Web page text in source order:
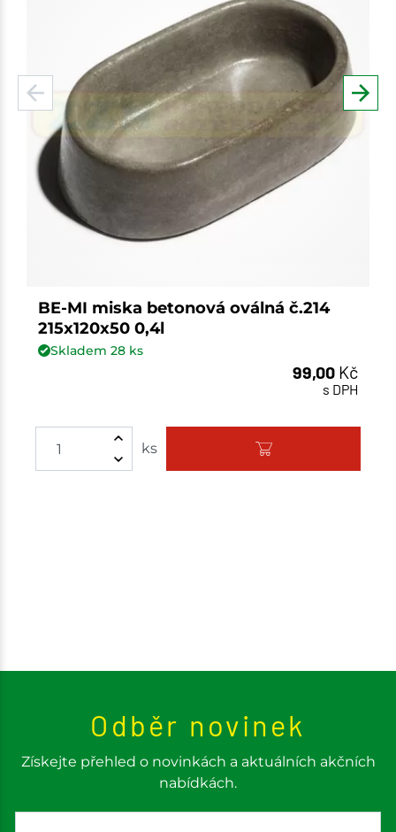
BE-MI miska betonová oválná č.214
215x120x50 0,4l
Skladem 28ks
99,00 Kč
s DPH
ks Množství
Odběr novinek
Získejte přehled o novinkách a aktuálních akčních
nabídkách.